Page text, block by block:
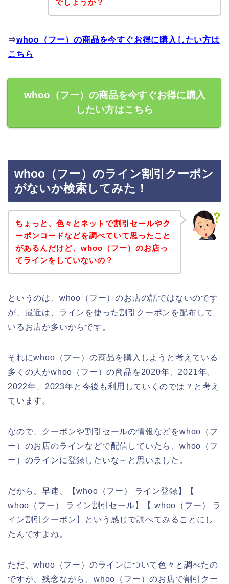
でしょうか？
⇒whoo（フー）の商品を今すぐお得に購入したい方は
こちら
whoo（フー）の商品を今すぐお得に購入
したい方はこちら
whoo（フー）のライン割引クーポン
がないか検索してみた！
ちょっと、色々とネットで割引セールやク
ーポンコードなどを調べていて思ったこと
があるんだけど、whoo（フー）のお店っ
てラインをしていないの？
というのは、whoo（フー）のお店の話ではないのです
が、最近は、ラインを使った割引クーポンを配布して
いるお店が多いからです。
それにwhoo（フー）の商品を購入しようと考えている
多くの人がwhoo（フー）の商品を2020年、2021年、
2022年、2023年と今後も利用していくのでは？と考え
ています。
なので、クーポンや割引セールの情報などをwhoo（フ
ー）のお店のラインなどで配信していたら、whoo（フ
ー）のラインに登録したいな～と思いました。
だから、早速、【whoo（フー） ライン登録】【
whoo（フー） ライン割引セール】【 whoo（フー） ラ
イン割引クーポン】という感じで調べてみることにし
たんですよね。
ただ、whoo（フー）のラインについて色々と調べたの
ですが、残念ながら、whoo（フー）のお店で割引クー